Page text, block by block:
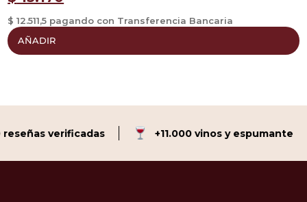
$ 12.511,5 pagando con Transferencia Bancaria
AÑADIR
verificadas +11.000 vinos y espumante